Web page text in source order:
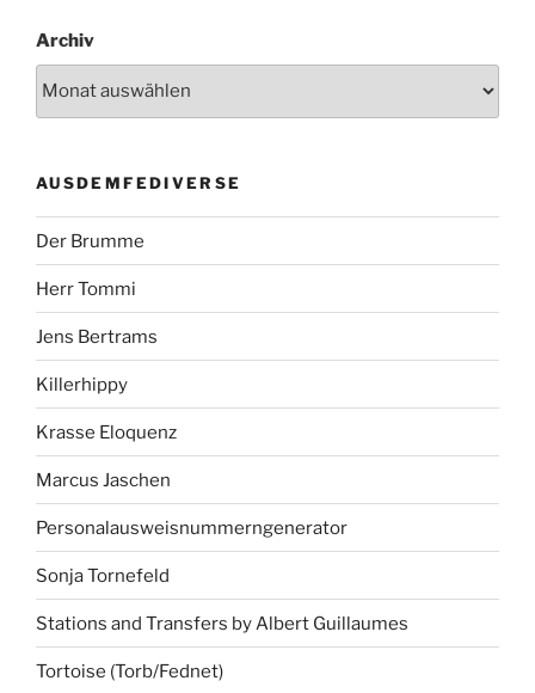
Archiv
AUSDEMFEDIVERSE
Der Brumme
Herr Tommi
Jens Bertrams
Killerhippy
Krasse Eloquenz
Marcus Jaschen
Personalausweisnummerngenerator
Sonja Tornefeld
Stations and Transfers by Albert Guillaumes
Tortoise (Torb/Fednet)